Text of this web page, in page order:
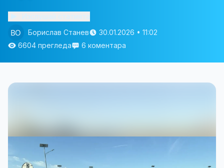
Борислав Станев
30.01.2026 • 11:02
6604 прегледа
6 коментара